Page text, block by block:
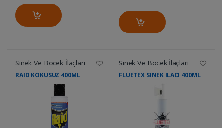
Sinek Ve Böcek İlaçları
RAID KOKUSUZ 400ML
Sinek Ve Böcek İlaçları
FLUETEX SINEK ILACI 400ML